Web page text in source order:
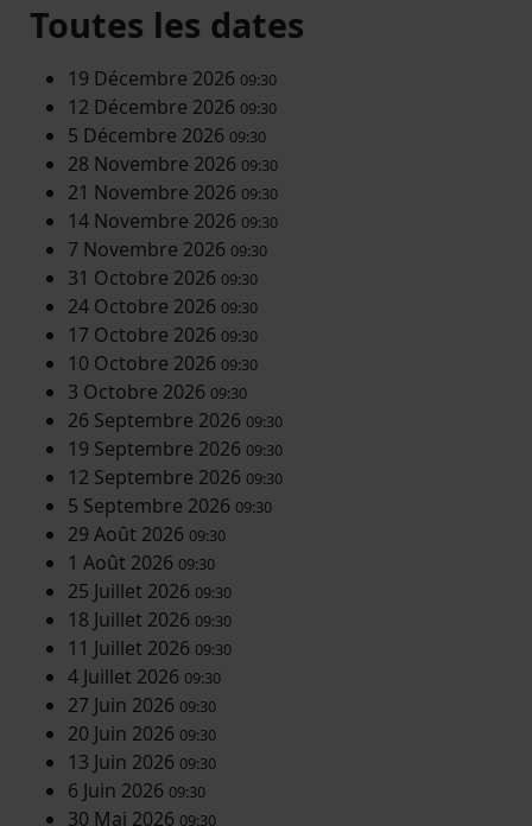
Toutes les dates
19 Décembre 2026 09:30
12 Décembre 2026 09:30
5 Décembre 2026 09:30
28 Novembre 2026 09:30
21 Novembre 2026 09:30
14 Novembre 2026 09:30
7 Novembre 2026 09:30
31 Octobre 2026 09:30
24 Octobre 2026 09:30
17 Octobre 2026 09:30
10 Octobre 2026 09:30
3 Octobre 2026 09:30
26 Septembre 2026 09:30
19 Septembre 2026 09:30
12 Septembre 2026 09:30
5 Septembre 2026 09:30
29 Août 2026 09:30
1 Août 2026 09:30
25 Juillet 2026 09:30
18 Juillet 2026 09:30
11 Juillet 2026 09:30
4 Juillet 2026 09:30
27 Juin 2026 09:30
20 Juin 2026 09:30
13 Juin 2026 09:30
6 Juin 2026 09:30
30 Mai 2026 09:30